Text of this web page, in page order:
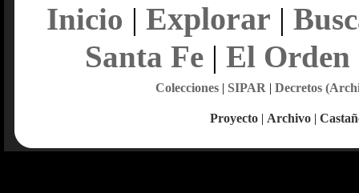
Inicio | Explorar |
Santa Fe| El Orden
Colecciones| SIPAR | Decretos
Proyecto | Archivo |